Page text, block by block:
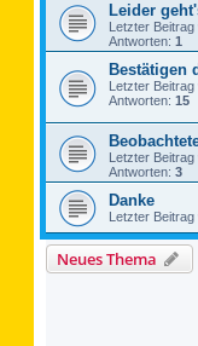
Leider
Letzter Beitrag
Antworten: 1
Bestätigen
Letzter Beitrag
Antworten: 15
Letzter Beitrag
Antworten: 3
Danke
Letzter Beitrag
Neues Thema